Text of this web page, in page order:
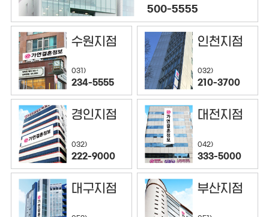
500-5555
수원지점
031)
234-5555
인천지점
032)
210-3700
경인지점
032)
222-9000
대전지점
042)
333-5000
대구지점 부산지점